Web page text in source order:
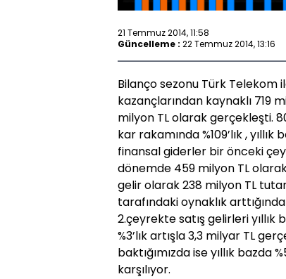
21 Temmuz 2014, 11:58
Güncelleme : 22 Temmuz 2014, 13:16
Bilanço sezonu Türk Telekom
kazançlarından kaynaklı 719
milyon TL olarak gerçekleşti.
kar rakamında %109’lık ,
finansal giderler bir önceki
dönemde 459 milyon TL
gelir olarak 238 milyon TL
tarafındaki oynaklık
2.çeyrekte satış gelirleri yıllık
%3’lık artışla 3,3 milyar TL
baktığımızda ise yıllık bazda
karşılıyor.